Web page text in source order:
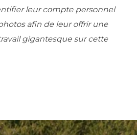
leur compte personnel
afin de leur offrir une
gigantesque sur cette